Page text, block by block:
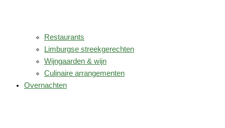
Restaurants
Limburgse streekgerechten
Wijngaarden & wijn
Culinaire arrangementen
Overnachten